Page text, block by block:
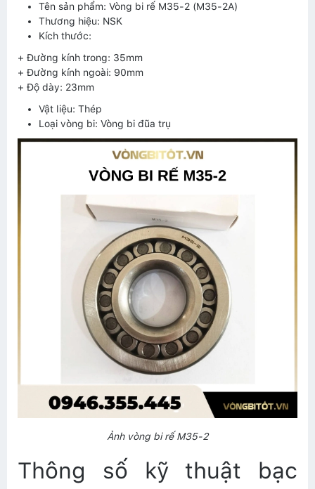
Tên sản phẩm: Vòng bi rế M35-2 (M35-2A)
Thương hiệu: NSK
Kích thước:
+ Đường kính trong: 35mm
+ Đường kính ngoài: 90mm
+ Độ dày: 23mm
Vật liệu: Thép
Loại vòng bi: Vòng bi đũa trụ
Ảnh vòng bi rế M35-2
Thông số kỹ thuật bạc